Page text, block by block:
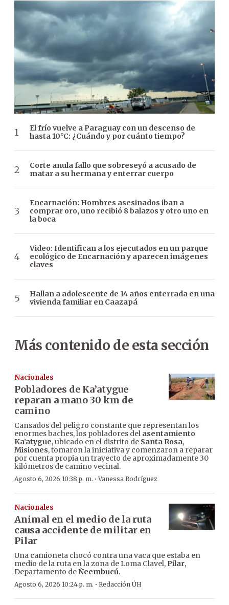
El frío vuelve a Paraguay con un descenso de
hasta 10°C: ¿Cuándo y por cuánto tiempo?
Corte anula fallo que sobreseyó a acusado de
matar a su hermana y enterrar cuerpo
Encarnación: Hombres asesinados iban a
comprar oro, uno recibió 8 balazos y otro uno en
la boca
Video: Identifican a los ejecutados en un parque
ecológico de Encarnación y aparecen imágenes
claves
Hallan a adolescente de 14 años enterrada en una
vivienda familiar en Caazapá
Más contenido de esta sección
Nacionales
Pobladores de Ka’atygue
reparan a mano 30 km de
camino
Cansados del peligro constante que representan los
enormes baches, los pobladores del asentamiento
Ka’atygue, ubicado en el distrito de Santa Rosa,
Misiones, tomaron la iniciativa y comenzaron a reparar
por cuenta propia un trayecto de aproximadamente 30
kilómetros de camino vecinal.
Agosto 6, 2026 10:38 p. m. ·Vanessa Rodríguez
Nacionales
Animal en el medio de la ruta
causa accidente de militar en
Pilar
Una camioneta chocó contra una vaca que estaba en
medio de la ruta en la zona de Loma Clavel, Pilar,
Departamento deÑeembucú.
Agosto 6, 2026 10:24 p. m. · Redacción ÚH